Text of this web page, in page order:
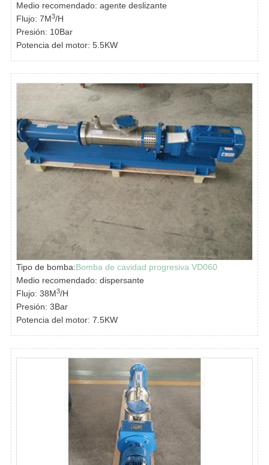
Medio recomendado: agente deslizante
Flujo: 7M3/H
Presión: 10Bar
Potencia del motor: 5.5KW
Tipo de bomba:Bomba de cavidad progresiva VD060
Medio recomendado: dispersante
Flujo: 38M3/H
Presión: 3Bar
Potencia del motor: 7.5KW